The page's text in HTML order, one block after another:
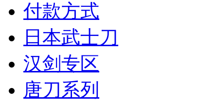
付款方式
日本武士刀
汉剑专区
唐刀系列